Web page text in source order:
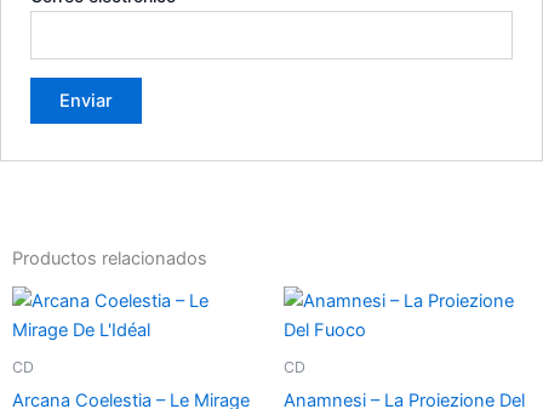
Productos relacionados
CD
Arcana Coelestia – Le Mirage
CD
Anamnesi – La Proiezione Del